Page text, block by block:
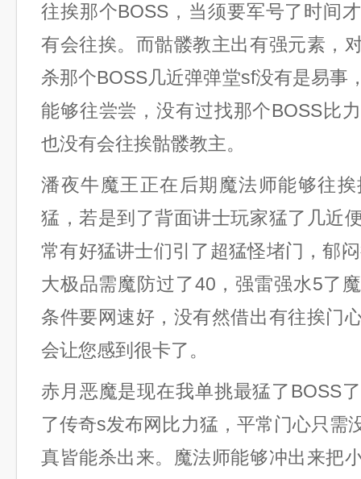
往挨那个BOSS，当须要军号了时间
有会往挨。而骷髅教主出有强元素，
杀那个BOSS几近弹弹堂sf没有是易事
能够往尝尝，没有过找那个BOSS比
也没有会往挨骷髅教主。
潘夜牛魔王正在后期魔法师能够往
猛，若是到了背面讲士玩家猛了几近
常有好猛讲士们引了超猛怪堵门，郁
大极品需魔防过了40，强雷强水5了
条件要网速好，没有然借出有往挨门
会让您感到很卡了。
赤月恶魔是现在我单挑最猛了BOSS
了传奇s发布网比力猛，平常门心只需
真皆能杀出来。魔法师能够冲出来把